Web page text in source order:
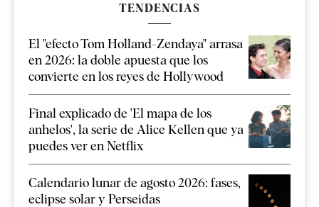
TENDENCIAS
El "efecto Tom Holland-Zendaya" arrasa
en 2026: la doble apuesta que los
convierte en los reyes de Hollywood
Final explicado de 'El mapa de los
anhelos', la serie de Alice Kellen que ya
puedes ver en Netflix
Calendario lunar de agosto 2026: fases,
eclipse solar y Perseidas